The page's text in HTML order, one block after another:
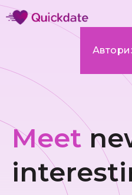
Meet